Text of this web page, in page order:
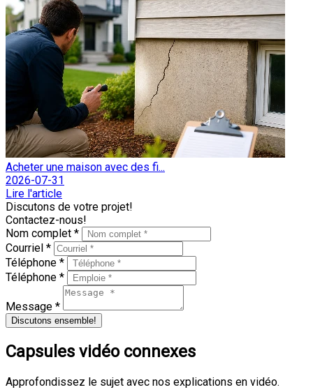
Acheter une maison avec des fi...
2026-07-31
Lire l'article
Discutons de votre projet!
Contactez-nous!
Nom complet *
Courriel *
Téléphone *
Téléphone *
Message *
Discutons ensemble!
Capsules vidéo connexes
Approfondissez le sujet avec nos explications en vidéo.